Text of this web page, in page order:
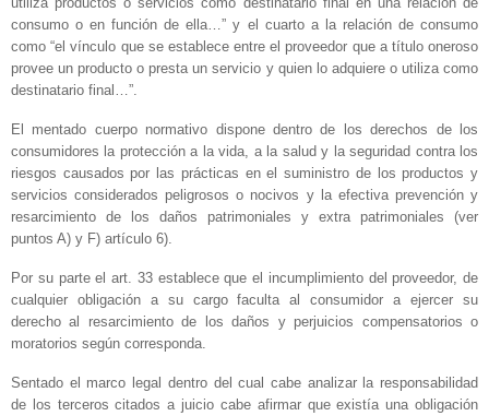
consumo o en función de ella…” y el cuarto a la relación de consumo
como “el vínculo que se establece entre el proveedor que a título oneroso
provee un producto o presta un servicio y quien lo adquiere o utiliza como
destinatario final…”.
El mentado cuerpo normativo dispone dentro de los derechos de los
consumidores la protección a la vida, a la salud y la seguridad contra los
riesgos causados por las prácticas en el suministro de los productos y
servicios considerados peligrosos o nocivos y la efectiva prevención y
resarcimiento de los daños patrimoniales y extra patrimoniales (ver
puntos A) y F) artículo 6).
Por su parte el art. 33 establece que el incumplimiento del proveedor, de
cualquier obligación a su cargo faculta al consumidor a ejercer su
derecho al resarcimiento de los daños y perjuicios compensatorios o
moratorios según corresponda.
Sentado el marco legal dentro del cual cabe analizar la responsabilidad
de los terceros citados a juicio cabe afirmar que existía una obligación